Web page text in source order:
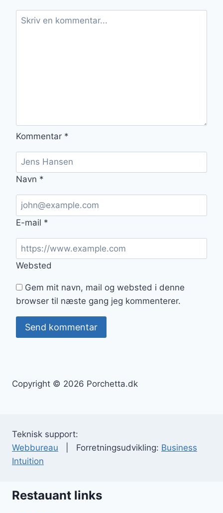
Kommentar *
Navn *
E-mail *
Websted
Gem mit navn, mail og websted i denne
browser til næste gang jeg kommenterer.
Copyright © 2026 Porchetta.dk
Teknisk support:
Webbureau | Forretningsudvikling: Business
Intuition
Restauant links